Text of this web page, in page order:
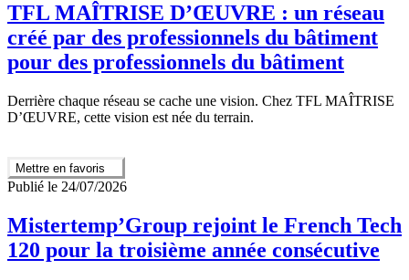
TFL MAÎTRISE D’ŒUVRE : un réseau
créé par des professionnels du bâtiment
pour des professionnels du bâtiment
Derrière chaque réseau se cache une vision. Chez TFL MAÎTRISE
D’ŒUVRE, cette vision est née du terrain.
Mettre en favoris
Publié le 24/07/2026
Mistertemp’Group rejoint le French Tech
120 pour la troisième année consécutive